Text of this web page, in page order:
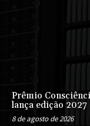
Prêmio
lança edição 2027
8 de agosto de 2026